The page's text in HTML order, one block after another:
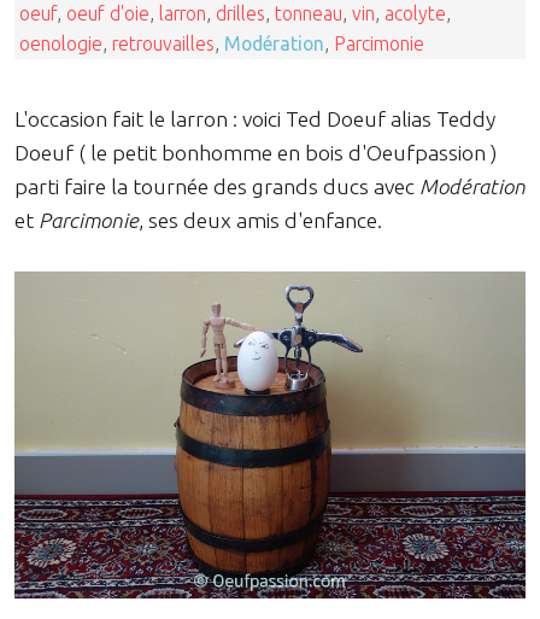
oeuf, oeuf d'oie larron drilles tonneau vin acolyte
oenologie retrouvailles Modération Parcimonie
L'occasion fait le larron : voici Ted Doeuf alias Teddy
Doeuf ( le petit bonhomme en bois d'Oeufpassion )
parti faire la tournée des grands ducs avec Modération
et Parcimonie, ses deux amis d'enfance.